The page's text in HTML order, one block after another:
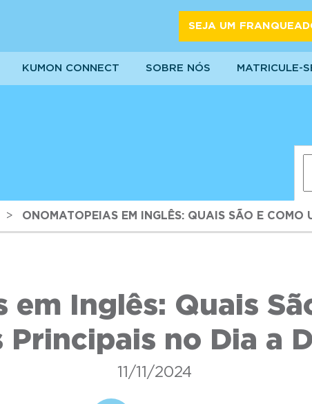
SEJA UM
KUMON CONNECT SOBRE NÓS MATRICULE-
> ONOMATOPEIAS EM INGLÊS: QUAIS SÃO E
em Inglês: Quais
Principais no Dia a
11/11/2024